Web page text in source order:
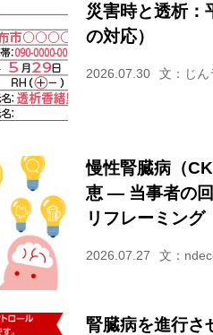
災害時と透析：
の対応）
2026.07.30 文：じん
慢性腎臓病（
恵 — 当事者の
リフレーミング
2026.07.27 文：
腎臓病を進行さ